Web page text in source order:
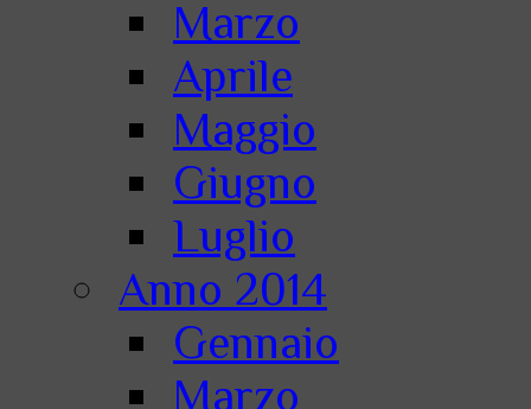
Marzo
Aprile
Maggio
Giugno
Luglio
Anno 2014
Gennaio
Marzo